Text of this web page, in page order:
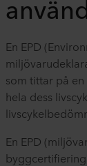
En EPD
som tittar på
hela dess
En EPD